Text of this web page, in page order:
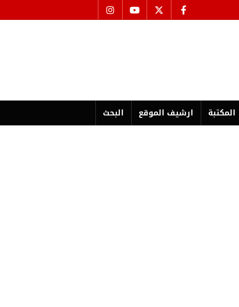
المكتبة ارشیف الموقع البحث